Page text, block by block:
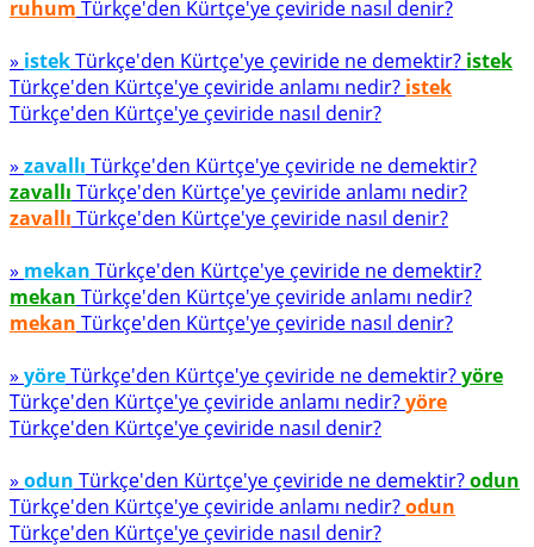
ruhum Türkçe'den Kürtçe'ye çeviride nasıl denir?
» istekTürkçe'den Kürtçe'ye çeviride ne demektir? istek
Türkçe'den Kürtçe'ye çeviride anlamı nedir? istek
Türkçe'den Kürtçe'ye çeviride nasıl denir?
» zavallı Türkçe'den Kürtçe'ye çeviride ne demektir?
zavallı Türkçe'den Kürtçe'ye çeviride anlamı nedir?
zavallı Türkçe'den Kürtçe'ye çeviride nasıl denir?
» mekan Türkçe'den Kürtçe'ye çeviride ne demektir?
mekan Türkçe'den Kürtçe'ye çeviride anlamı nedir?
mekan Türkçe'den Kürtçe'ye çeviride nasıl denir?
» yöreTürkçe'den Kürtçe'ye çeviride ne demektir?yöre
Türkçe'den Kürtçe'ye çeviride anlamı nedir?yöre
Türkçe'den Kürtçe'ye çeviride nasıl denir?
» odun Türkçe'den Kürtçe'ye çeviride ne demektir?odun
Türkçe'den Kürtçe'ye çeviride anlamı nedir?odun
Türkçe'den Kürtçe'ye çeviride nasıl denir?